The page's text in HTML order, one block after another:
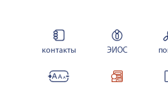
контакты ЭИОС